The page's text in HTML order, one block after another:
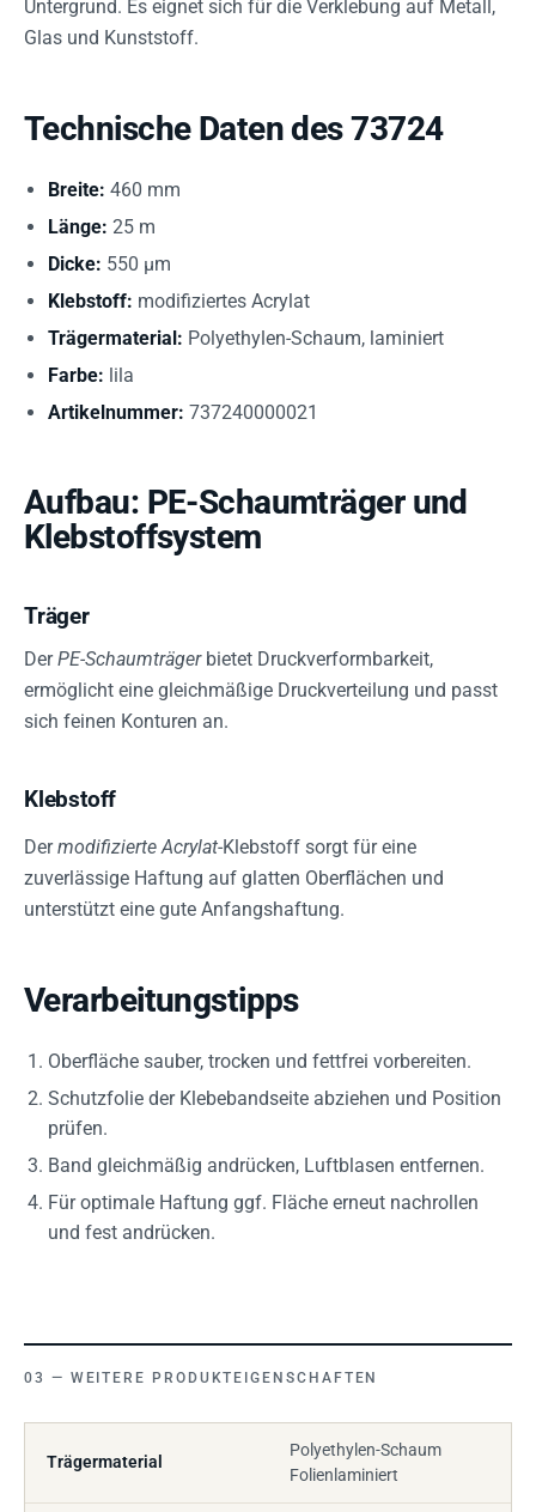
Untergrund. Es eignet sich für die Verklebung auf Metall,
Glas und Kunststoff.
Technische Daten des 73724
Breite: 460 mm
Länge: 25 m
Dicke: 550 µm
Klebstoff: modifiziertes Acrylat
Trägermaterial: Polyethylen-Schaum, laminiert
Farbe: lila
Artikelnummer: 737240000021
Aufbau: PE-Schaumträger und
Klebstoffsystem
Träger
DerPE-Schaumträgerbietet Druckverformbarkeit,
ermöglicht eine gleichmäßige Druckverteilung und passt
sich feinen Konturen an.
Klebstoff
Dermodifizierte Acrylat-Klebstoff sorgt für eine
zuverlässige Haftung auf glatten Oberflächen und
unterstützt eine gute Anfangshaftung.
Verarbeitungstipps
Oberfläche sauber, trocken und fettfrei vorbereiten.
Schutzfolie der Klebebandseite abziehen und Position
prüfen.
Band gleichmäßig andrücken, Luftblasen entfernen.
Für optimale Haftung ggf. Fläche erneut nachrollen
und fest andrücken.
WEITERE PRODUKTEIGENSCHAFTEN
Trägermaterial
Polyethylen-Schaum
Folienlaminiert